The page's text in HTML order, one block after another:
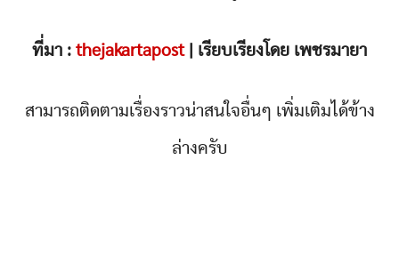
ที่มา : thejakartapost| เรียบเรียงโดย เพชรมายา
สามารถติดตามเรื่องราวน่าสนใจอื่นๆ เพิ่มเติมได้ข้าง
ล่างครับ